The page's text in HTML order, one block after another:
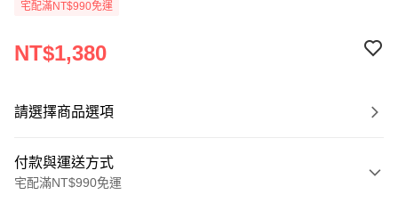
宅配滿NT$990免運
NT$1,380
請選擇商品選項
付款與運送方式
宅配滿NT$990免運